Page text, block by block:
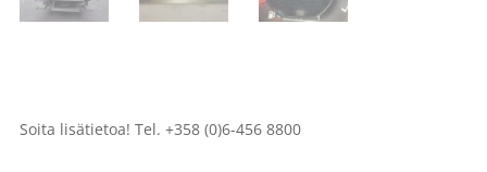
Soita lisätietoa! Tel. +358 (0)6-456 8800